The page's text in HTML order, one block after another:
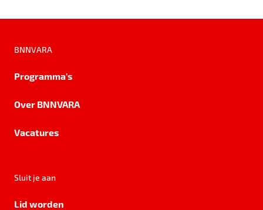
BNNVARA
Programma's
Over BNNVARA
Vacatures
Sluit je aan
Lid worden